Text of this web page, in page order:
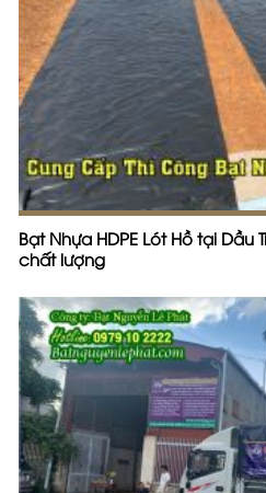
Bạt Nhựa HDPE Lót Hồ tại Dầu
chất lượng